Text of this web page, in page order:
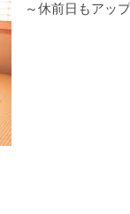
～休前日もアッ